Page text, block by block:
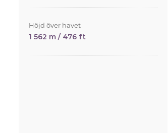
Höjd över havet
1 562 m / 476 ft